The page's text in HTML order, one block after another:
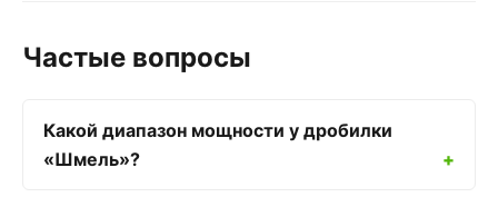
Частые вопросы
Какой диапазон мощности у дробилки
«Шмель»?